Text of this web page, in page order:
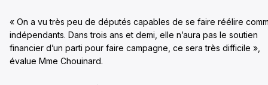
« On a vu très peu de députés capables de se faire réélire
indépendants. Dans trois ans et demi, elle n’aura pas le soutien
financier d’un parti pour faire campagne, ce sera très difficile »,
évalue Mme Chouinard.